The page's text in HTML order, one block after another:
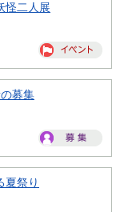
怪二人展
募集
夏祭り